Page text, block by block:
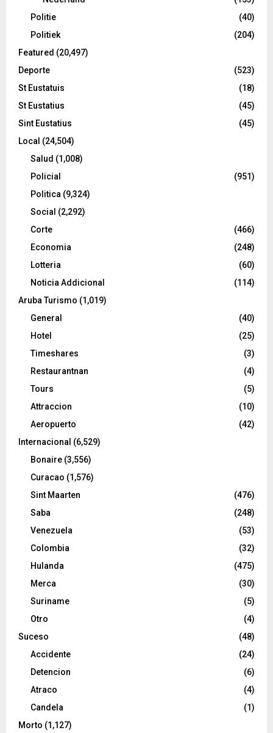
Politie
(40)
Politiek
(204)
Featured (20,497)
Deporte
(523)
St Eustatuis
(18)
St Eustatius
(45)
Sint Eustatius
(45)
Local (24,504)
Salud (1,008)
Policial
(951)
Politica (9,324)
Social (2,292)
Corte
(466)
Economia
(248)
Lotteria
(60)
Noticia Addicional
(114)
Aruba Turismo (1,019)
General
(40)
Hotel
(25)
Timeshares
(3)
Restaurantnan
(4)
Tours
(5)
Attraccion
(10)
Aeropuerto
(42)
Internacional (6,529)
Bonaire (3,556)
Curacao (1,576)
Sint Maarten
(476)
Saba
(248)
Venezuela
(53)
Colombia
(32)
Hulanda
(475)
Merca
(30)
Suriname
(5)
Otro
(4)
Suceso
(48)
Accidente
(24)
Detencion
(6)
Atraco
(4)
Candela
(1)
Morto (1,127)